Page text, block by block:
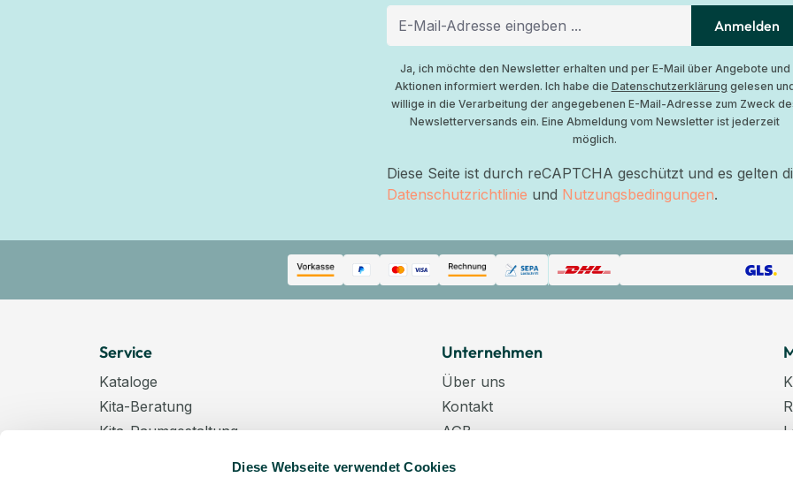
Diese Webseite verwendet Cookies
Anmelden
Ja, ich möchte den Newsletter erhalten und per E-Mail über Angebote und
Aktionen informiert werden. Ich habe die Datenschutzerklärung gelesen
willige in die Verarbeitung der angegebenen E-Mail-Adresse zum Zweck
Newsletterversands ein. Eine Abmeldung vom Newsletter ist jederzeit
möglich.
Diese Seite ist durch reCAPTCHA geschützt und es gelten
Datenschutzrichtlinie und Nutzungsbedingungen.
Service
Kataloge
Kita-Beratung
Kita-Raumgestaltung
Unternehmen
Über uns
Kontakt
AGB